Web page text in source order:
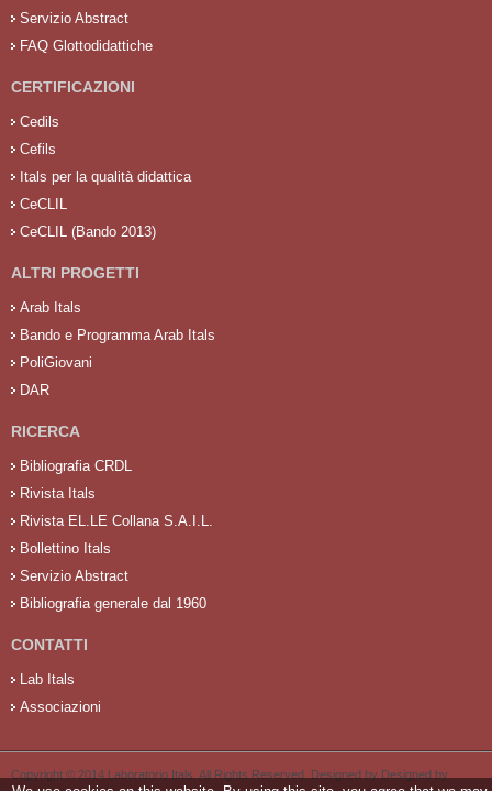
Servizio Abstract
FAQ Glottodidattiche
CERTIFICAZIONI
Cedils
Cefils
Itals per la qualità didattica
CeCLIL
CeCLIL (Bando 2013)
ALTRI PROGETTI
Arab Itals
Bando e Programma Arab Itals
PoliGiovani
DAR
RICERCA
Bibliografia CRDL
Rivista Itals
Rivista EL.LE Collana S.A.I.L.
Bollettino Itals
Servizio Abstract
Bibliografia generale dal 1960
CONTATTI
Lab Itals
Associazioni
Copyright © 2014 Laboratorio Itals. All Rights Reserved. Designed by Designed by